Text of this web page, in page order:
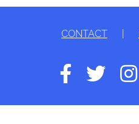
CONTACT